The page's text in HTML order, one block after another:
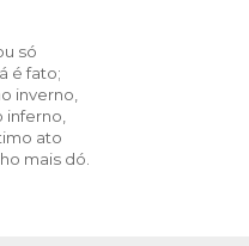
só
é fato;
inverno,
inferno,
ato
mais dó.